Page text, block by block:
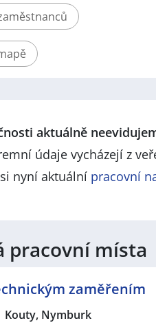
aktuálně
údaje vycházejí z
nyní aktuální pracovní
pracovní místa
zaměřením
Kouty, Nymburk